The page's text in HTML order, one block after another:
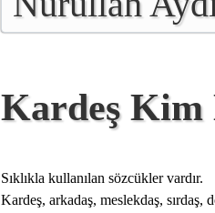
Kardeş Kim
Sıklıkla kullanılan sözcükler vardır.
Kardeş, arkadaş, meslekdaş, sırdaş,